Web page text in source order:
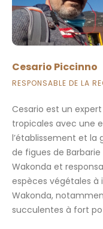
Cesario Piccinno
RESPONSABLE DE LA
Cesario est un
tropicales avec une
l’établissement et la
de figues de
Wakonda et
espèces végétales
Wakonda,
succulentes à fort